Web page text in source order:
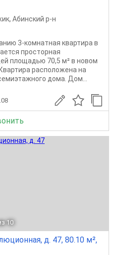
, Абинский р-н
3-комнатная квартира в
просторная
площадью 70,5 м² в новом
расположена на
дома. Дом...
10
д. 47, 80.10 м²,